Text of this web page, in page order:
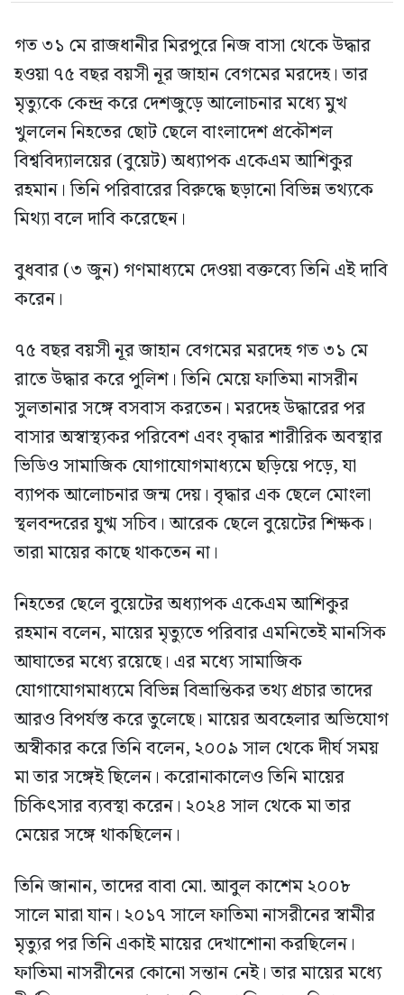
গত ৩১ মে রাজধানীর মিরপুরে নিজ বাসা থেকে উদ্ধার
হওয়া ৭৫ বছর বয়সী নূর জাহান বেগমের মরদেহ। তার
মৃত্যুকে কেন্দ্র করে দেশজুড়ে আলোচনার মধ্যে মুখ
খুললেন নিহতের ছোট ছেলে বাংলাদেশ প্রকৌশল
বিশ্ববিদ্যালয়ের (বুয়েট) অধ্যাপক একেএম আশিকুর
রহমান। তিনি পরিবারের বিরুদ্ধে ছড়ানো বিভিন্ন তথ্যকে
মিথ্যা বলে দাবি করেছেন।
বুধবার (৩ জুন) গণমাধ্যমে দেওয়া বক্তব্যে তিনি এই দাবি
করেন।
৭৫ বছর বয়সী নূর জাহান বেগমের মরদেহ গত ৩১ মে
রাতে উদ্ধার করে পুলিশ। তিনি মেয়ে ফাতিমা নাসরীন
সুলতানার সঙ্গে বসবাস করতেন। মরদেহ উদ্ধারের পর
বাসার অস্বাস্থ্যকর পরিবেশ এবং বৃদ্ধার শারীরিক অবস্থার
ভিডিও সামাজিক যোগাযোগমাধ্যমে ছড়িয়ে পড়ে, যা
ব্যাপক আলোচনার জন্ম দেয়। বৃদ্ধার এক ছেলে মোংলা
স্থলবন্দরের যুগ্ম সচিব। আরেক ছেলে বুয়েটের শিক্ষক।
তারা মায়ের কাছে থাকতেন না।
নিহতের ছেলে বুয়েটের অধ্যাপক একেএম আশিকুর
রহমান বলেন, মায়ের মৃত্যুতে পরিবার এমনিতেই মানসিক
আঘাতের মধ্যে রয়েছে। এর মধ্যে সামাজিক
যোগাযোগমাধ্যমে বিভিন্ন বিভ্রান্তিকর তথ্য প্রচার তাদের
আরও বিপর্যস্ত করে তুলেছে। মায়ের অবহেলার অভিযোগ
অস্বীকার করে তিনি বলেন, ২০০৯ সাল থেকে দীর্ঘ সময়
মা তার সঙ্গেই ছিলেন। করোনাকালেও তিনি মায়ের
চিকিৎসার ব্যবস্থা করেন। ২০২৪ সাল থেকে মা তার
মেয়ের সঙ্গে থাকছিলেন।
তিনি জানান, তাদের বাবা মো. আবুল কাশেম ২০০৮
সালে মারা যান। ২০১৭ সালে ফাতিমা নাসরীনের স্বামীর
মৃত্যুর পর তিনি একাই মায়ের দেখাশোনা করছিলেন।
ফাতিমা নাসরীনের কোনো সন্তান নেই। তার মায়ের মধ্যে